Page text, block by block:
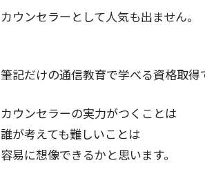
カウンセラーとして人気も出ません。
筆記だけの通信教育で学べる資格取得
カウンセラーの実力がつくことは
誰が考えても難しいことは
容易に想像できるかと思います。